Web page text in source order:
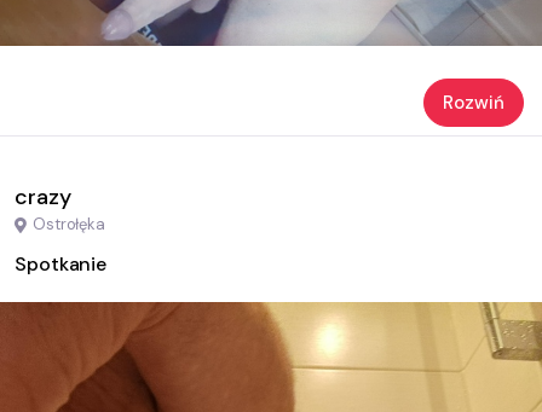
Rozwiń
crazy
Ostrołęka
Spotkanie